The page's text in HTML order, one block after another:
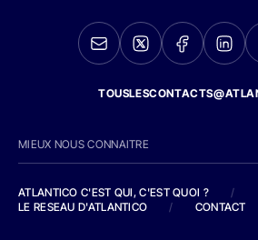
MIEUX NOUS CONNAITRE
ATLANTICO C'EST QUI, C'EST QUOI ?
/
LE RESEAU D'ATLANTICO
/ CONTACT